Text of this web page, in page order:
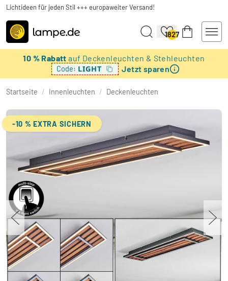
Lichtideen für jeden Stil +++ europaweiter Versand!
1827
10 % Rabattauf Deckenleuchten & Stehleuchten
Code: LIGHT Jetzt sparen
Startseite / Innenleuchten / Deckenleuchten
-10 % EXTRA SICHERN